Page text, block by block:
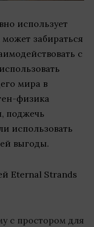
использует
забираться
с
мира в
физика
поджечь
использовать
выгоды.
Eternal Strands
с простором для